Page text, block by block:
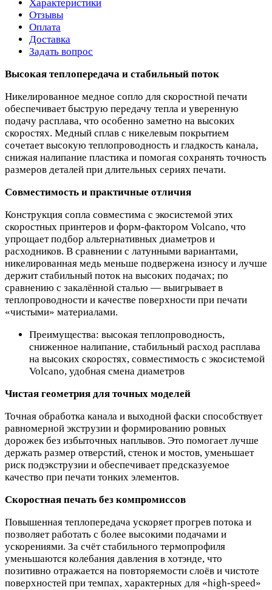
Характеристики
Отзывы
Оплата
Доставка
Задать вопрос
Высокая теплопередача и стабильный поток
Никелированное медное сопло для скоростной печати
обеспечивает быструю передачу тепла и уверенную
подачу расплава, что особенно заметно на высоких
скоростях. Медный сплав с никелевым покрытием
сочетает высокую теплопроводность и гладкость канала,
снижая налипание пластика и помогая сохранять точность
размеров деталей при длительных сериях печати.
Совместимость и практичные отличия
Конструкция сопла совместима с экосистемой этих
скоростных принтеров и форм‑фактором Volcano, что
упрощает подбор альтернативных диаметров и
расходников. В сравнении с латунными вариантами,
никелированная медь меньше подвержена износу и лучше
держит стабильный поток на высоких подачах; по
сравнению с закалённой сталью — выигрывает в
теплопроводности и качестве поверхности при печати
«чистыми» материалами.
Преимущества: высокая теплопроводность,
сниженное налипание, стабильный расход расплава
на высоких скоростях, совместимость с экосистемой
Volcano, удобная смена диаметров
Чистая геометрия для точных моделей
Точная обработка канала и выходной фаски способствует
равномерной экструзии и формированию ровных
дорожек без избыточных наплывов. Это помогает лучше
держать размер отверстий, стенок и мостов, уменьшает
риск подэкструзии и обеспечивает предсказуемое
качество при печати тонких элементов.
Скоростная печать без компромиссов
Повышенная теплопередача ускоряет прогрев потока и
позволяет работать с более высокими подачами и
ускорениями. За счёт стабильного термопрофиля
уменьшаются колебания давления в хотэнде, что
позитивно отражается на повторяемости слоёв и чистоте
поверхностей при темпах, характерных для «high‑speed»